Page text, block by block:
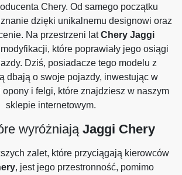
Chery. Od samego początku
dzięki unikalnemu designowi oraz
Na przestrzeni latChery Jaggi
które poprawiały jego osiągi
Dziś, posiadacze tego modelu z
dbają o swoje pojazdy, inwestując w
i felgi, które znajdziesz w naszym
sklepie internetowym.
wyróżniają Jaggi Chery
zalet, które przyciągają kierowców
, jest jego przestronność, pomimo